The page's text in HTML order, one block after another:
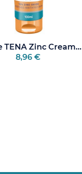
TENA Zinc Cream...
8,96 €